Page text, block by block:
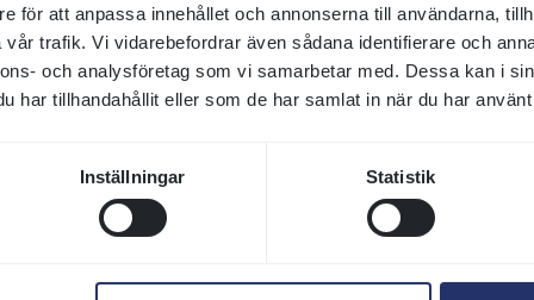
för att anpassa innehållet och annonserna till användarna,
trafik. Vi vidarebefordrar även sådana identifierare och
och analysföretag som vi samarbetar med. Dessa kan i
har tillhandahållit eller som de har samlat in när du har
Inställningar Statistik
utländska starter med svensktränade hästar.
Banförh Resultat Prissumma Segerpris
gd 1 500
1 500